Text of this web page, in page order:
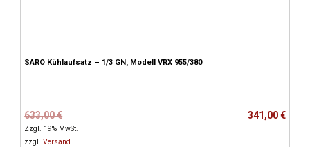
SARO Kühlaufsatz – 1/3 GN, Modell VRX 955/380
633,00€Ursprünglicher
Preis
war:
341,00€
Aktueller
Preis
ist:
Zzgl. 19% MwSt.
zzgl.Versand